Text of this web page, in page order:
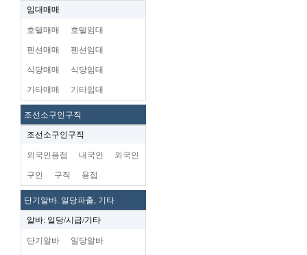
임대매매
호텔매매 호텔임대
펜션매매 펜션임대
식당매매 식당임대
기타매매 기타임대
조선소구인구직
조선소구인구직
외국인용접 내국인 외국인
구인 구직 용접
단기알바. 일당파출, 기타
알바: 일당/시급/기타
단기알바 일당알바